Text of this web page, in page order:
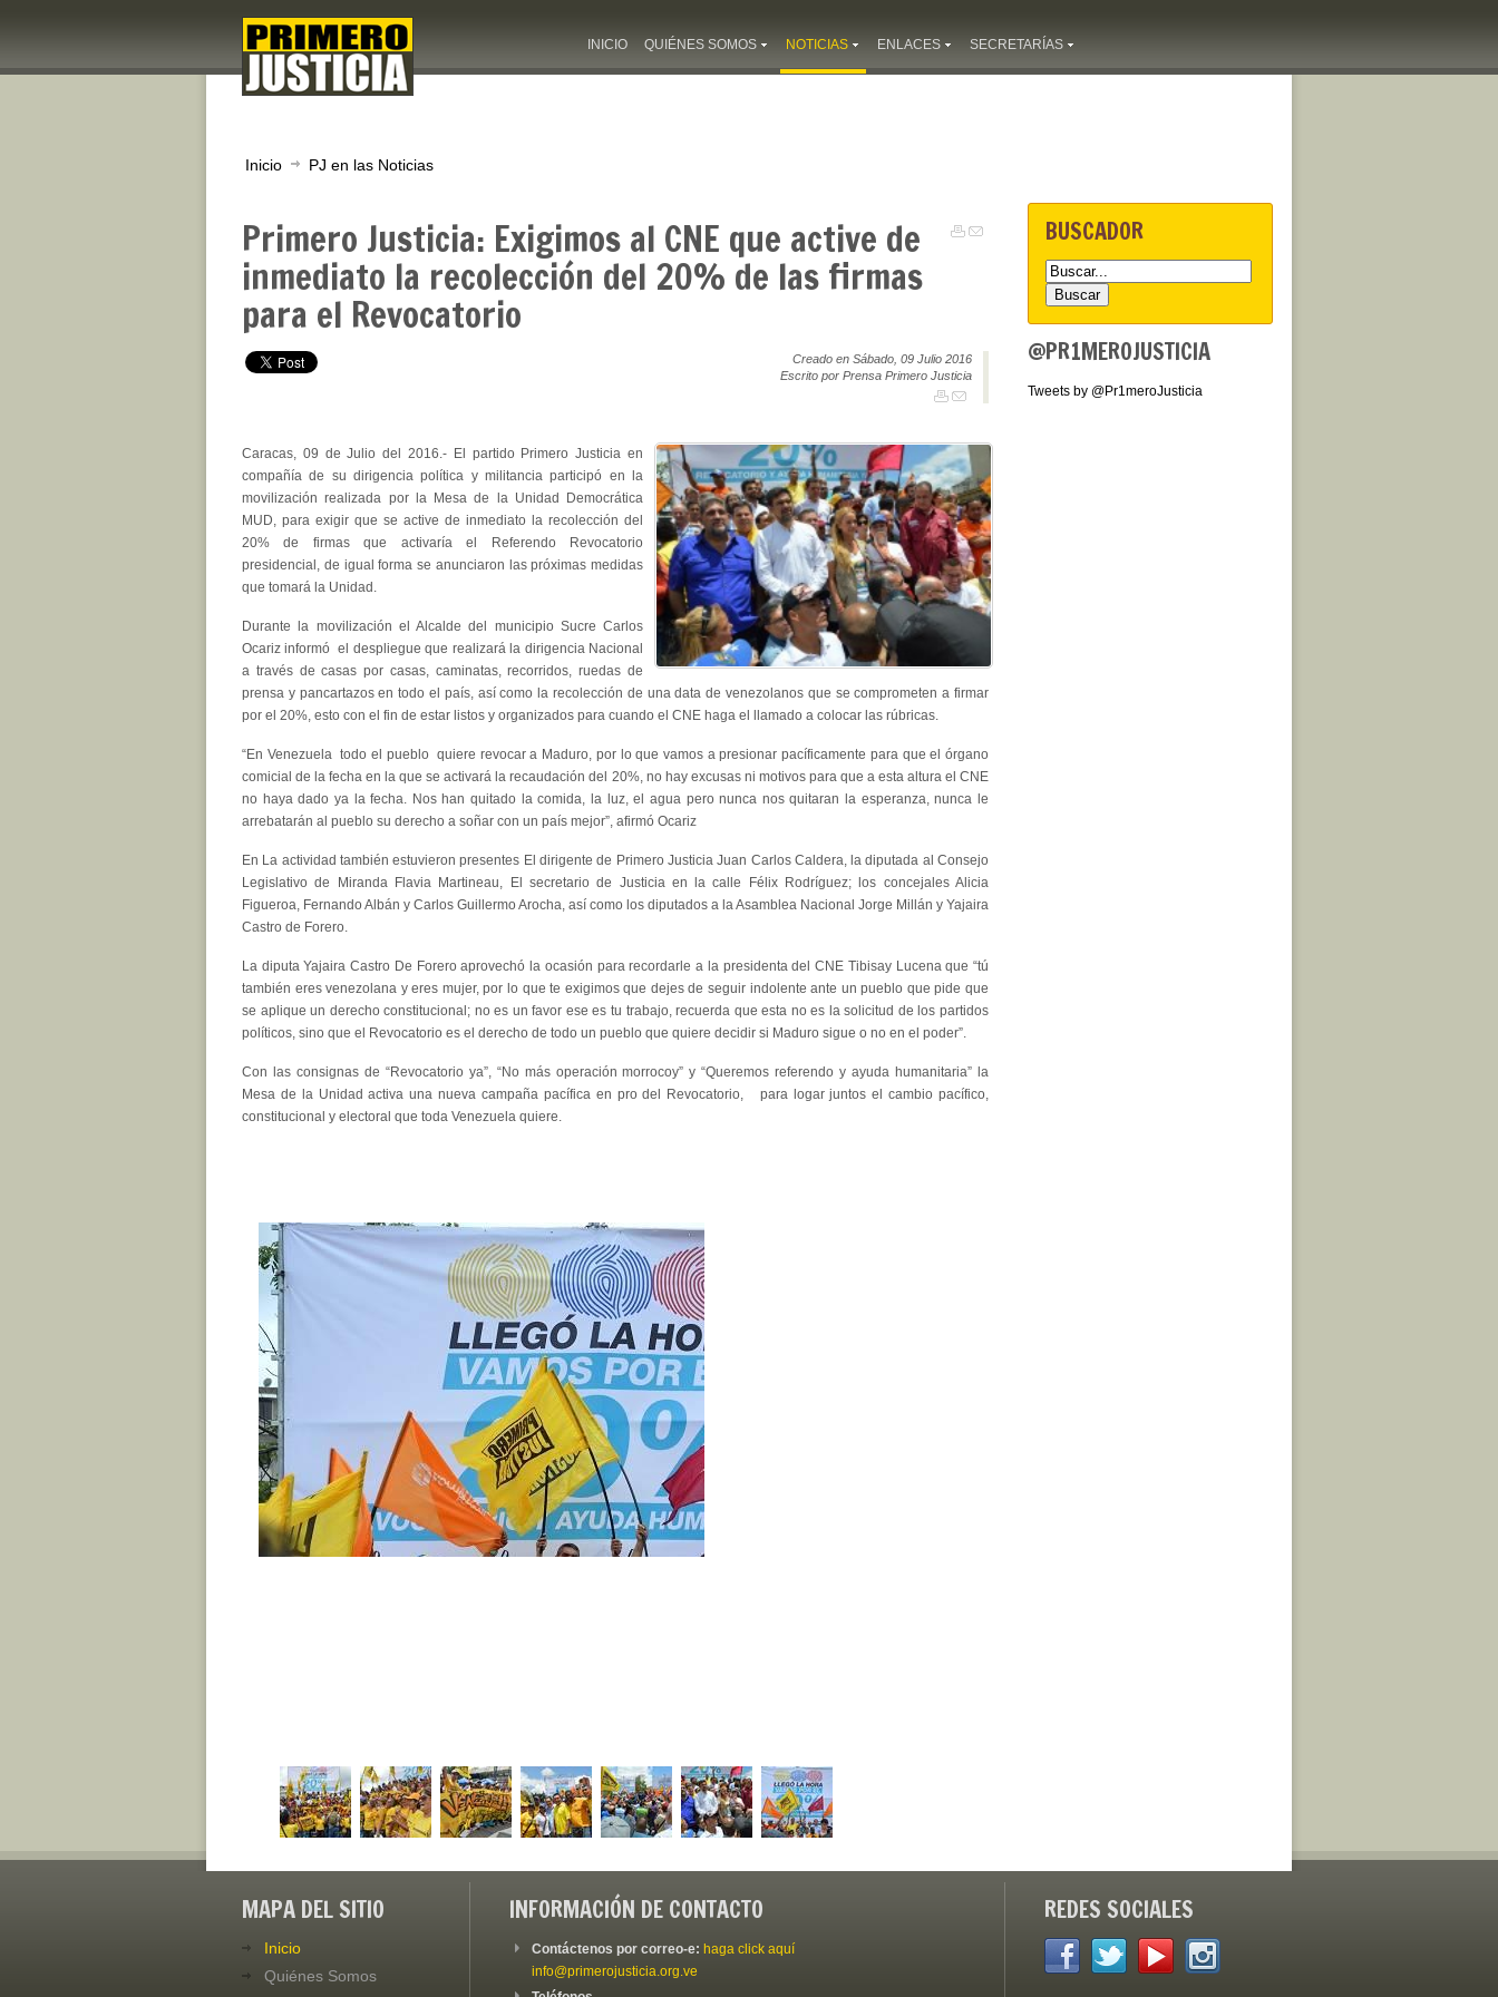
INICIO QUIÉNES SOMOS NOTICIAS ENLACES SECRETARÍAS
Inicio PJ en las Noticias
Primero Justicia: Exigimos al CNE que active de
inmediato la recolección del 20% de las firmas
para el Revocatorio
Creado en Sábado, 09 Julio 2016
Escrito por Prensa Primero Justicia
Caracas, 09 de Julio del 2016.- El partido Primero Justicia en
compañía de su dirigencia política y militancia participó en la
movilización realizada por la Mesa de la Unidad Democrática
MUD, para exigir que se active de inmediato la recolección del
20% de firmas que activaría el Referendo Revocatorio
presidencial, de igual forma se anunciaron las próximas medidas
que tomará la Unidad.
Durante la movilización el Alcalde del municipio Sucre Carlos
Ocariz informó el despliegue que realizará la dirigencia Nacional
a través de casas por casas, caminatas, recorridos, ruedas de
prensa y pancartazos en todo el país, así como la recolección de una data de venezolanos que se comprometen a firmar
por el 20%, esto con el fin de estar listos y organizados para cuando el CNE haga el llamado a colocar las rúbricas.
“En Venezuela todo el pueblo quiere revocar a Maduro, por lo que vamos a presionar pacíficamente para que el órgano
comicial de la fecha en la que se activará la recaudación del 20%, no hay excusas ni motivos para que a esta altura el CNE
no haya dado ya la fecha. Nos han quitado la comida, la luz, el agua pero nunca nos quitaran la esperanza, nunca le
arrebatarán al pueblo su derecho a soñar con un país mejor”, afirmó Ocariz
En La actividad también estuvieron presentes El dirigente de Primero Justicia Juan Carlos Caldera, la diputada al Consejo
Legislativo de Miranda Flavia Martineau, El secretario de Justicia en la calle Félix Rodríguez; los concejales Alicia
Figueroa, Fernando Albán y Carlos Guillermo Arocha, así como los diputados a la Asamblea Nacional Jorge Millán y Yajaira
Castro de Forero.
La diputa Yajaira Castro De Forero aprovechó la ocasión para recordarle a la presidenta del CNE Tibisay Lucena que “tú
también eres venezolana y eres mujer, por lo que te exigimos que dejes de seguir indolente ante un pueblo que pide que
se aplique un derecho constitucional; no es un favor ese es tu trabajo, recuerda que esta no es la solicitud de los partidos
políticos, sino que el Revocatorio es el derecho de todo un pueblo que quiere decidir si Maduro sigue o no en el poder”.
Con las consignas de “Revocatorio ya”, “No más operación morrocoy” y “Queremos referendo y ayuda humanitaria” la
Mesa de la Unidad activa una nueva campaña pacífica en pro del Revocatorio, para logar juntos el cambio pacífico,
constitucional y electoral que toda Venezuela quiere.
BUSCADOR
@PR1MEROJUSTICIA
Tweets by @Pr1meroJusticia
MAPA DEL SITIO
Inicio
Quiénes Somos
INFORMACIÓN DE CONTACTO
Contáctenos por correo-e: haga click aquí
info@primerojusticia.org.ve
REDES SOCIALES